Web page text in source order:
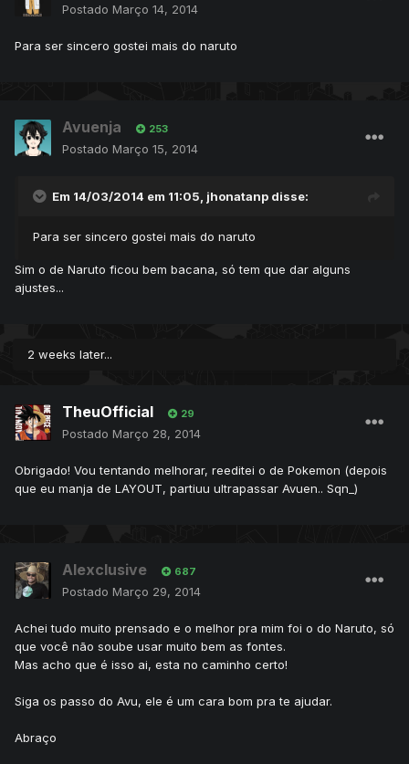
Postado Março 14, 2014
Para ser sincero gostei mais do naruto
Avuenja 253
Postado Março 15, 2014
Em 14/03/2014 em 11:05, jhonatanp disse:
Para ser sincero gostei mais do naruto
Sim o de Naruto ficou bem bacana, só tem que dar alguns
ajustes...
2 weeks later...
TheuOfficial 29
Postado Março 28, 2014
Obrigado! Vou tentando melhorar, reeditei o de Pokemon (depois
que eu manja de LAYOUT, partiuu ultrapassar Avuen.. Sqn_)
Alexclusive 687
Postado Março 29, 2014
Achei tudo muito prensado e o melhor pra mim foi o do Naruto, só
que você não soube usar muito bem as fontes.
Mas acho que é isso ai, esta no caminho certo!
Siga os passo do Avu, ele é um cara bom pra te ajudar.
Abraço